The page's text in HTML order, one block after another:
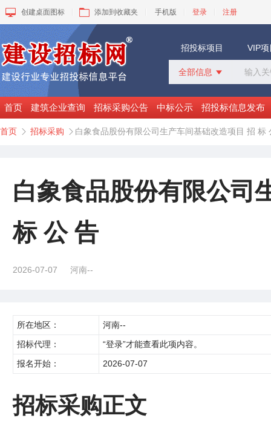
创建桌面图标 添加到收藏夹 手机版 登录 注册
招投标项目 VIP
全部信息 
招标采购
中标公示
变更公告
询价采购
谈判采购
首页 建筑企业查询 招标采购公告 中标公示 招投标信息发布
首页  招标采购  白象食品股份有限公司生产车间基础改造项目 招 标
白象食品股份有限公司
标 公 告
2026-07-07 河南--
所在地区：
河南--
招标代理：
“登录”才能查看此项内容。
报名开始：
2026-07-07
招标采购正文